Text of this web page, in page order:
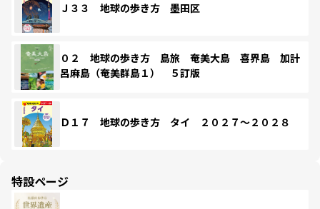
Ｊ３３ 地球の歩き方 墨田区
０２ 地球の歩き方 島旅 奄美大島 喜界島 加計
呂麻島（奄美群島１） ５訂版
Ｄ１７ 地球の歩き方 タイ ２０２７～２０２８
特設ページ